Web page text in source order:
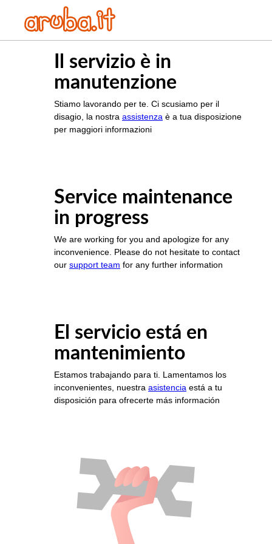
Il servizio è in
manutenzione
Stiamo lavorando per te. Ci scusiamo per il
disagio, la nostra assistenza è a tua disposizione
per maggiori informazioni
Service maintenance
in progress
We are working for you and apologize for any
inconvenience. Please do not hesitate to contact
our support team for any further information
El servicio está en
mantenimiento
Estamos trabajando para ti. Lamentamos los
inconvenientes, nuestra asistencia está a tu
disposición para ofrecerte más información